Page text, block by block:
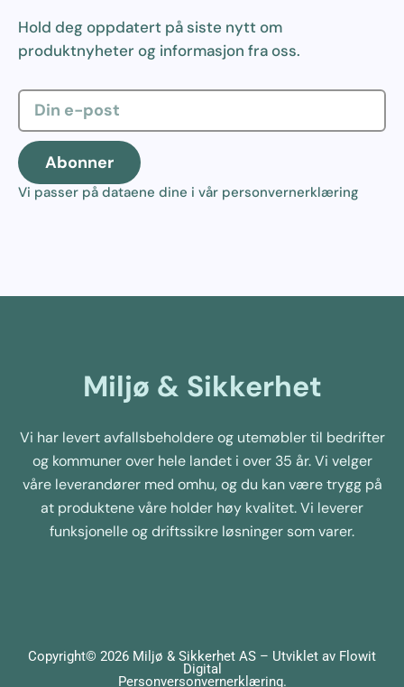
Hold deg oppdatert på siste nytt om
produktnyheter og informasjon fra oss.
Abonner
Vi passer på dataene dine i vår personvernerklæring
Miljø & Sikkerhet
Vi har levert avfallsbeholdere og utemøbler til bedrifter
og kommuner over hele landet i over 35 år. Vi velger
våre leverandører med omhu, og du kan være trygg på
at produktene våre holder høy kvalitet. Vi leverer
funksjonelle og driftssikre løsninger som varer.
Copyright© 2026 Miljø & Sikkerhet AS – Utviklet av Flowit
Digital
Personversonvernerklæring.